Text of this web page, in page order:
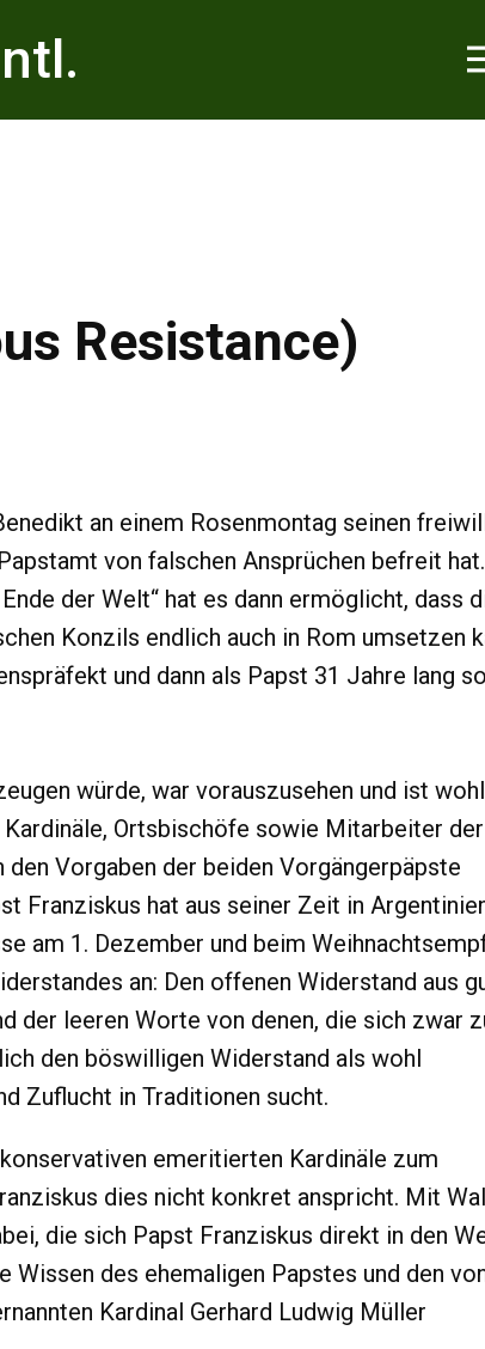
Resistance)
an einem Rosenmontag seinen
von falschen Ansprüchen befreit
der Welt“ hat es dann ermöglicht, dass
Konzils endlich auch in Rom umsetzen
und dann als Papst 31 Jahre lang so
würde, war vorauszusehen und ist wohl
Ortsbischöfe sowie Mitarbeiter der
Vorgaben der beiden Vorgängerpäpste
Franziskus hat aus seiner Zeit in
am 1. Dezember und beim
an: Den offenen Widerstand aus
der leeren Worte von denen, die sich zwar
den böswilligen Widerstand als wohl
Zuflucht in Traditionen sucht.
emeritierten Kardinäle zum
dies nicht konkret anspricht. Mit
die sich Papst Franziskus direkt in den
des ehemaligen Papstes und den
Kardinal Gerhard Ludwig Müller